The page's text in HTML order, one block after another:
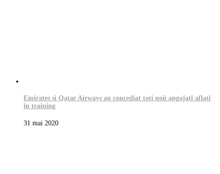
Emirates si Qatar Airways au concediat toti noii angajati aflati
in training
31 mai 2020